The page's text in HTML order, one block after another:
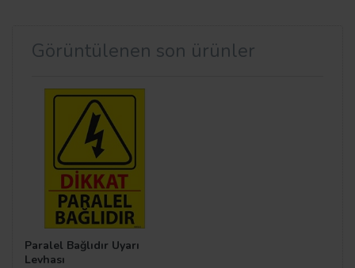
Görüntülenen son ürünler
Paralel Bağlıdır Uyarı
Levhası